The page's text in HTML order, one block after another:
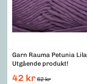
Garn Rauma Petunia Lila
Utgående produkt!
42 kr 62 kr